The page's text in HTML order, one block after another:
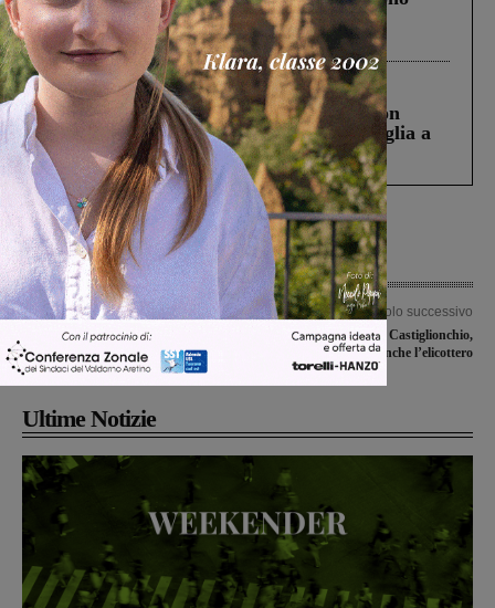
Gianni, Giulia e Franco. Lo schianto, il
processo, lo stop ai sorpassi fra tir....
Cronaca 3 Agosto 2026
Scomparso da una struttura di Castiglion
Fiorentino l’uomo che aveva ucciso la figlia a
Levane nel 2020
Articolo precedente
Il problema della Valorizzazione delle
Balze: la proposta dell’architetto Tinti
Articolo successivo
Incendio in località Castiglionchio,
interviene anche l’elicottero
Ultime Notizie